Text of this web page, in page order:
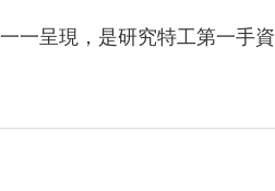
一呈現，是研究特工第一手資